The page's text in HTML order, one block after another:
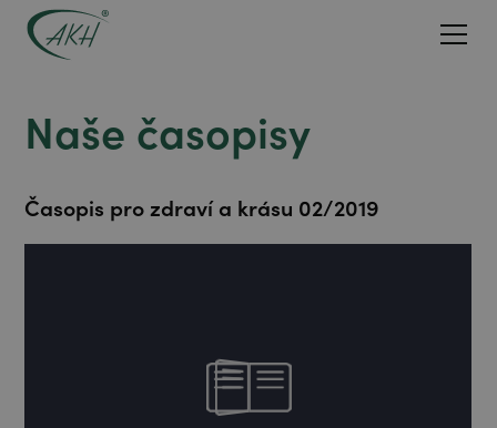
Naše časopisy
Časopis pro zdraví a krásu 02/2019